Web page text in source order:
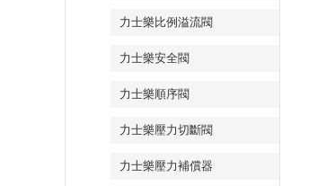
力士樂比例溢流閥
力士樂安全閥
力士樂順序閥
力士樂壓力切斷閥
力士樂壓力補償器